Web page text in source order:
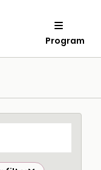
Program